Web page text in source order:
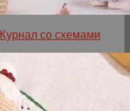
со схемами